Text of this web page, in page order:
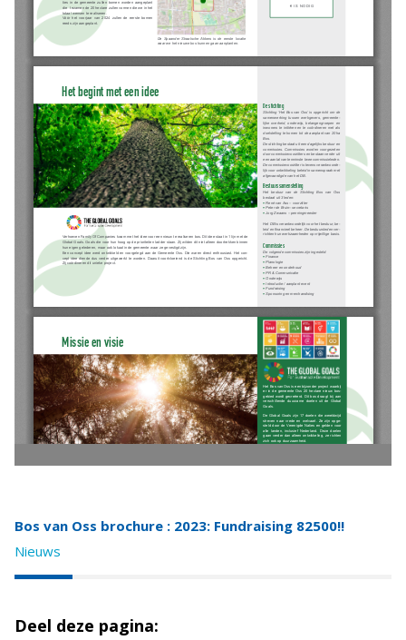
Bos van Oss brochure : 2023: Fundraising 82500!!
Nieuws
Deel deze pagina: